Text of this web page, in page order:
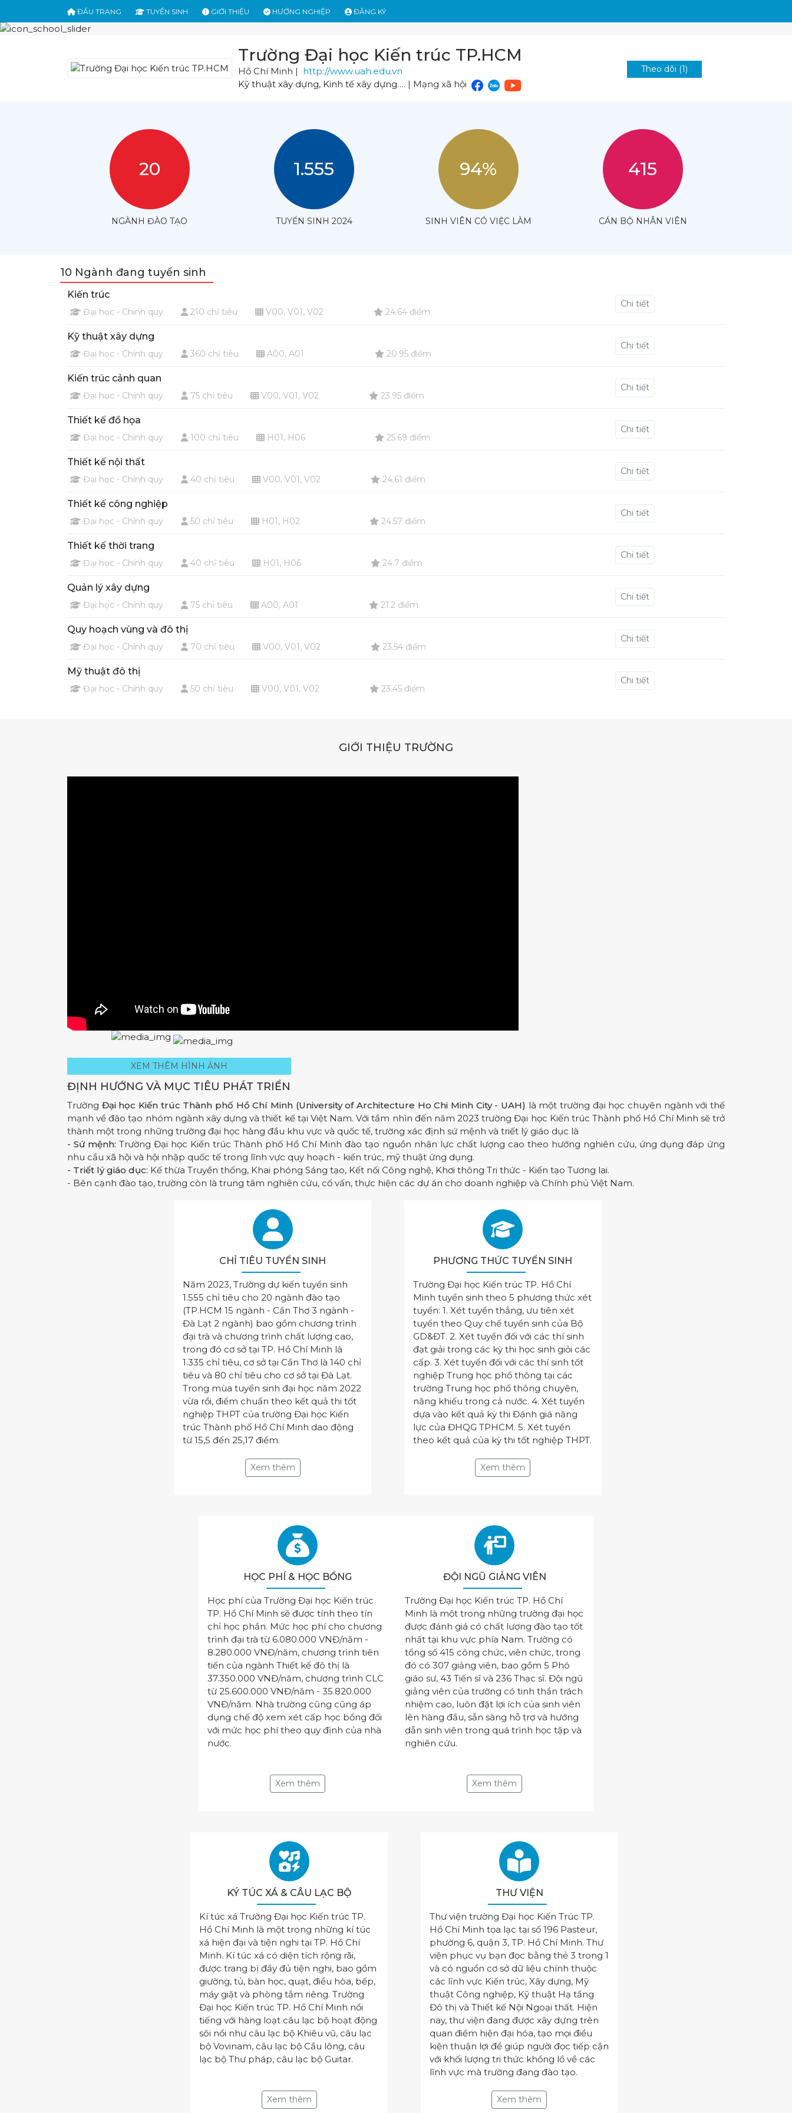
ĐẦU TRANG TUYỂN SINH GIỚI THIỆU HƯỚNG NGHIỆP ĐĂNG KÝ
Trường Đại học Kiến trúc TP.HCM
Hồ Chí Minh | http://www.uah.edu.vn
Kỹ thuật xây dựng, Kinh tế xây dựng…. | Mạng xã hội
Theo dõi (1)
20
NGÀNH ĐÀO TẠO
1.555
TUYỂN SINH 2024
94%
SINH VIÊN CÓ VIỆC LÀM
415
CÁN BỘ NHÂN VIÊN
10 Ngành đang tuyển sinh
Kiến trúc
Đại học - Chính quy 210 chỉ tiêu V00, V01, V02 24.64 điểm
Chi tiết
Kỹ thuật xây dựng
Đại học - Chính quy 360 chỉ tiêu A00, A01 20.95 điểm
Chi tiết
Kiến trúc cảnh quan
Đại học - Chính quy 75 chỉ tiêu V00, V01, V02 23.95 điểm
Chi tiết
Thiết kế đồ họa
Đại học - Chính quy 100 chỉ tiêu H01, H06 25.69 điểm
Chi tiết
Thiết kế nội thất
Đại học - Chính quy 40 chỉ tiêu V00, V01, V02 24.61 điểm
Chi tiết
Thiết kế công nghiệp
Đại học - Chính quy 50 chỉ tiêu H01, H02 24.57 điểm
Chi tiết
Thiết kế thời trang
Đại học - Chính quy 40 chỉ tiêu H01, H06 24.7 điểm
Chi tiết
Quản lý xây dựng
Đại học - Chính quy 75 chỉ tiêu A00, A01 21.2 điểm
Chi tiết
Quy hoạch vùng và đô thị
Đại học - Chính quy 70 chỉ tiêu V00, V01, V02 23.54 điểm
Chi tiết
Mỹ thuật đô thị
Đại học - Chính quy 50 chỉ tiêu V00, V01, V02 23.45 điểm
Chi tiết
GIỚI THIỆU TRƯỜNG
XEM THÊM HÌNH ẢNH
ĐỊNH HƯỚNG VÀ MỤC TIÊU PHÁT TRIỂN
Trường Đại học Kiến trúc Thành phố Hồ Chí Minh (University of Architecture Ho Chi Minh City - UAH) là một trường đại học chuyên ngành với thế
mạnh về đào tạo nhóm ngành xây dựng và thiết kế tại Việt Nam. Với tầm nhìn đến năm 2023 trường Đại học Kiến trúc Thành phố Hồ Chí Minh sẽ trở
thành một trong những trường đại học hàng đầu khu vực và quốc tế, trường xác định sứ mệnh và triết lý giáo dục là
- Sứ mệnh: Trường Đại học Kiến trúc Thành phố Hồ Chí Minh đào tạo nguồn nhân lực chất lượng cao theo hướng nghiên cứu, ứng dụng đáp ứng
nhu cầu xã hội và hội nhập quốc tế trong lĩnh vực quy hoạch - kiến trúc, mỹ thuật ứng dụng.
- Triết lý giáo dục: Kế thừa Truyền thống, Khai phóng Sáng tạo, Kết nối Công nghệ, Khơi thông Tri thức - Kiến tạo Tương lai.
- Bên cạnh đào tạo, trường còn là trung tâm nghiên cứu, cố vấn, thực hiện các dự án cho doanh nghiệp và Chính phủ Việt Nam.
CHỈ TIÊU TUYỂN SINH
Năm 2023, Trường dự kiến tuyển sinh
1.555 chỉ tiêu cho 20 ngành đào tạo
(TP.HCM 15 ngành - Cần Thơ 3 ngành -
Đà Lạt 2 ngành) bao gồm chương trình
đại trà và chương trình chất lượng cao,
trong đó cơ sở tại TP. Hồ Chí Minh là
1.335 chỉ tiêu, cơ sở tại Cần Thơ là 140 chỉ
tiêu và 80 chỉ tiêu cho cơ sở tại Đà Lạt.
Trong mùa tuyển sinh đại học năm 2022
vừa rồi, điểm chuẩn theo kết quả thi tốt
nghiệp THPT của trường Đại học Kiến
trúc Thành phố Hồ Chí Minh dao động
từ 15,5 đến 25,17 điểm.
Xem thêm
PHƯƠNG THỨC TUYỂN SINH
Trường Đại học Kiến trúc TP. Hồ Chí
Minh tuyển sinh theo 5 phương thức xét
tuyển: 1. Xét tuyển thẳng, ưu tiên xét
tuyển theo Quy chế tuyển sinh của Bộ
GD&ĐT. 2. Xét tuyển đối với các thí sinh
đạt giải trong các kỳ thi học sinh giỏi các
cấp. 3. Xét tuyển đối với các thí sinh tốt
nghiệp Trung học phổ thông tại các
trường Trung học phổ thông chuyên,
năng khiếu trong cả nước. 4. Xét tuyển
dựa vào kết quả kỳ thi Đánh giá năng
lực của ĐHQG TPHCM. 5. Xét tuyển
theo kết quả của kỳ thi tốt nghiệp THPT.
Xem thêm
HỌC PHÍ & HỌC BỔNG
Học phí của Trường Đại học Kiến trúc
TP. Hồ Chí Minh sẽ được tính theo tín
chỉ học phần. Mức học phí cho chương
trình đại trà từ 6.080.000 VNĐ/năm -
8.280.000 VNĐ/năm, chương trình tiên
tiến của ngành Thiết kế đô thị là
37.350.000 VNĐ/năm, chương trình CLC
từ 25.600.000 VNĐ/năm - 35.820.000
VNĐ/năm. Nhà trường cũng cũng áp
dụng chế độ xem xét cấp học bổng đối
với mức học phí theo quy định của nhà
nước.
Xem thêm
ĐỘI NGŨ GIẢNG VIÊN
Trường Đại học Kiến trúc TP. Hồ Chí
Minh là một trong những trường đại học
được đánh giá có chất lượng đào tạo tốt
nhất tại khu vực phía Nam. Trường có
tổng số 415 công chức, viên chức, trong
đó có 307 giảng viên, bao gồm 5 Phó
giáo sư, 43 Tiến sĩ và 236 Thạc sĩ. Đội ngũ
giảng viên của trường có tinh thần trách
nhiệm cao, luôn đặt lợi ích của sinh viên
lên hàng đầu, sẵn sàng hỗ trợ và hướng
dẫn sinh viên trong quá trình học tập và
nghiên cứu.
Xem thêm
KÝ TÚC XÁ & CÂU LẠC BỘ
Kí túc xá Trường Đại học Kiến trúc TP.
Hồ Chí Minh là một trong những kí túc
xá hiện đại và tiện nghi tại TP. Hồ Chí
Minh. Kí túc xá có diện tích rộng rãi,
được trang bị đầy đủ tiện nghi, bao gồm
giường, tủ, bàn học, quạt, điều hòa, bếp,
máy giặt và phòng tắm riêng. Trường
Đại học Kiến trúc TP. Hồ Chí Minh nổi
tiếng với hàng loạt câu lạc bộ hoạt động
sôi nổi như câu lạc bộ Khiêu vũ, câu lạc
bộ Vovinam, câu lạc bộ Cầu lông, câu
lạc bộ Thư pháp, câu lạc bộ Guitar.
Xem thêm
THƯ VIỆN
Thư viện trường Đại học Kiến Trúc TP.
Hồ Chí Minh tọa lạc tại số 196 Pasteur,
phường 6, quận 3, TP. Hồ Chí Minh. Thư
viện phục vụ bạn đọc bằng thẻ 3 trong 1
và có nguồn cơ sở dữ liệu chính thuộc
các lĩnh vực Kiến trúc, Xây dựng, Mỹ
thuật Công nghiệp, Kỹ thuật Hạ tầng
Đô thị và Thiết kế Nội Ngoại thất. Hiện
nay, thư viện đang được xây dựng trên
quan điểm hiện đại hóa, tạo mọi điều
kiện thuận lợi để giúp người đọc tiếp cận
với khối lượng tri thức khổng lồ về các
lĩnh vực mà trường đang đào tạo.
Xem thêm